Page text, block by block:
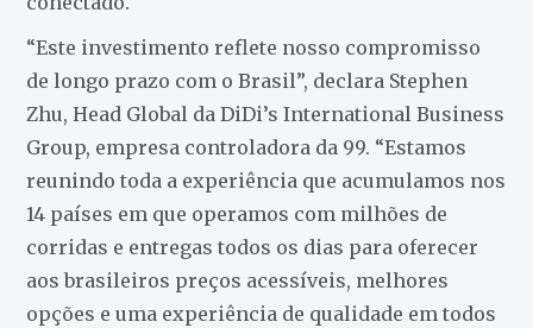
“Este investimento reflete nosso compromisso
de longo prazo com o Brasil”, declara Stephen
Zhu, Head Global da DiDi’s International Business
Group, empresa controladora da 99. “Estamos
reunindo toda a experiência que acumulamos nos
14 países em que operamos com milhões de
corridas e entregas todos os dias para oferecer
aos brasileiros preços acessíveis, melhores
opções e uma experiência de qualidade em todos